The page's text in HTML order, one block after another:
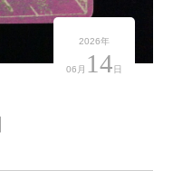
2026年
06月 14 日